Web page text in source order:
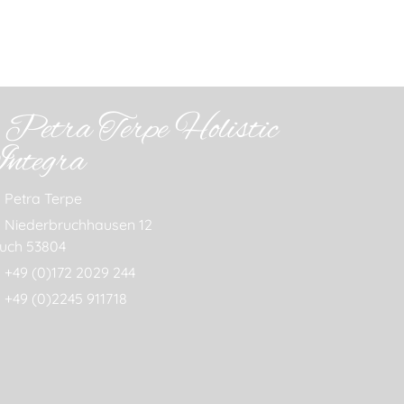
Petra Terpe Holistic
Petra Terpe
Niederbruchhausen 12
53804
+49 (0)172 2029 244
+49 (0)2245 911718